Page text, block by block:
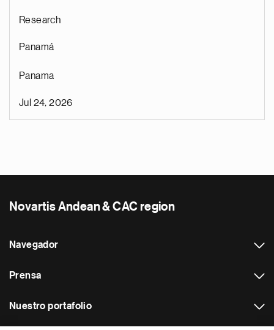
Research
Panamá
Panama
Jul 24, 2026
Novartis Andean & CAC region
Navegador
Prensa
Nuestro portafolio